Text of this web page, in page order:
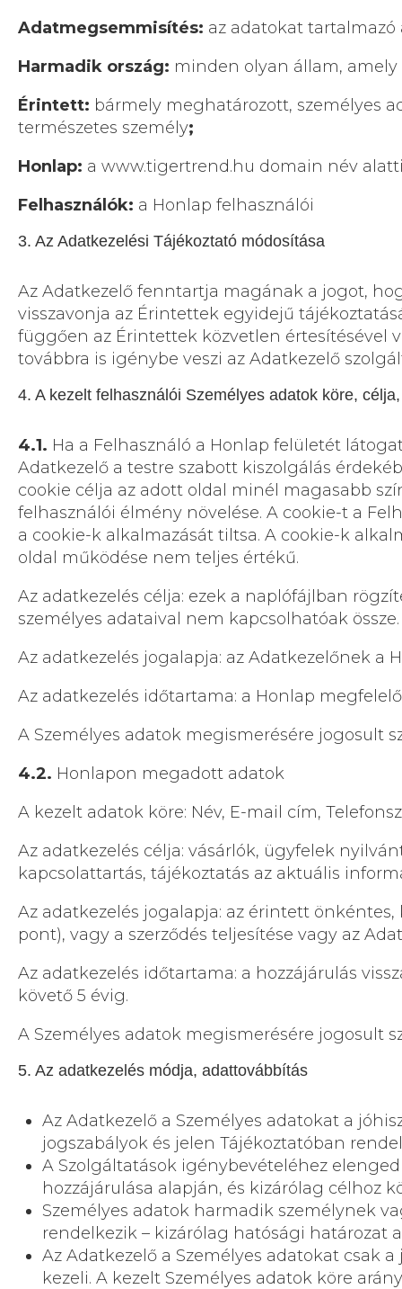
Adatmegsemmisítés: az adatokat
Harmadik ország: minden olyan állam, amely
Érintett: bármely meghatározott, személyes
természetes személy;
Honlap: a www.tigertrend.hu domain név
Felhasználók: a Honlap felhasználói
3. Az Adatkezelési Tájékoztató módosítása
Az Adatkezelő fenntartja magának a jogot,
visszavonja az Érintettek egyidejű
függően az Érintettek közvetlen értesítésével
továbbra is igénybe veszi az Adatkezelő
4. A kezelt felhasználói Személyes adatok köre,
4.1. Ha a Felhasználó a Honlap felületét
Adatkezelő a testre szabott kiszolgálás
cookie célja az adott oldal minél magasabb
felhasználói élmény növelése. A cookie-t a
a cookie-k alkalmazását tiltsa. A cookie-k
oldal működése nem teljes értékű.
Az adatkezelés célja: ezek a naplófájlban
személyes adataival nem kapcsolhatóak össze.
Az adatkezelés jogalapja: az Adatkezelőnek a
Az adatkezelés időtartama: a Honlap
A Személyes adatok megismerésére jogosult
4.2. Honlapon megadott adatok
A kezelt adatok köre: Név, E-mail cím,
Az adatkezelés célja: vásárlók, ügyfelek
kapcsolattartás, tájékoztatás az aktuális
Az adatkezelés jogalapja: az érintett
pont), vagy a szerződés teljesítése vagy az
Az adatkezelés időtartama: a hozzájárulás
követő 5 évig.
A Személyes adatok megismerésére jogosult
5. Az adatkezelés módja, adattovábbítás
Az Adatkezelő a Személyes adatokat a
jogszabályok és jelen Tájékoztatóban
A Szolgáltatások igénybevételéhez
hozzájárulása alapján, és kizárólag célhoz
Személyes adatok harmadik személynek
rendelkezik – kizárólag hatósági határozat
Az Adatkezelő a Személyes adatokat csak
kezeli. A kezelt Személyes adatok köre